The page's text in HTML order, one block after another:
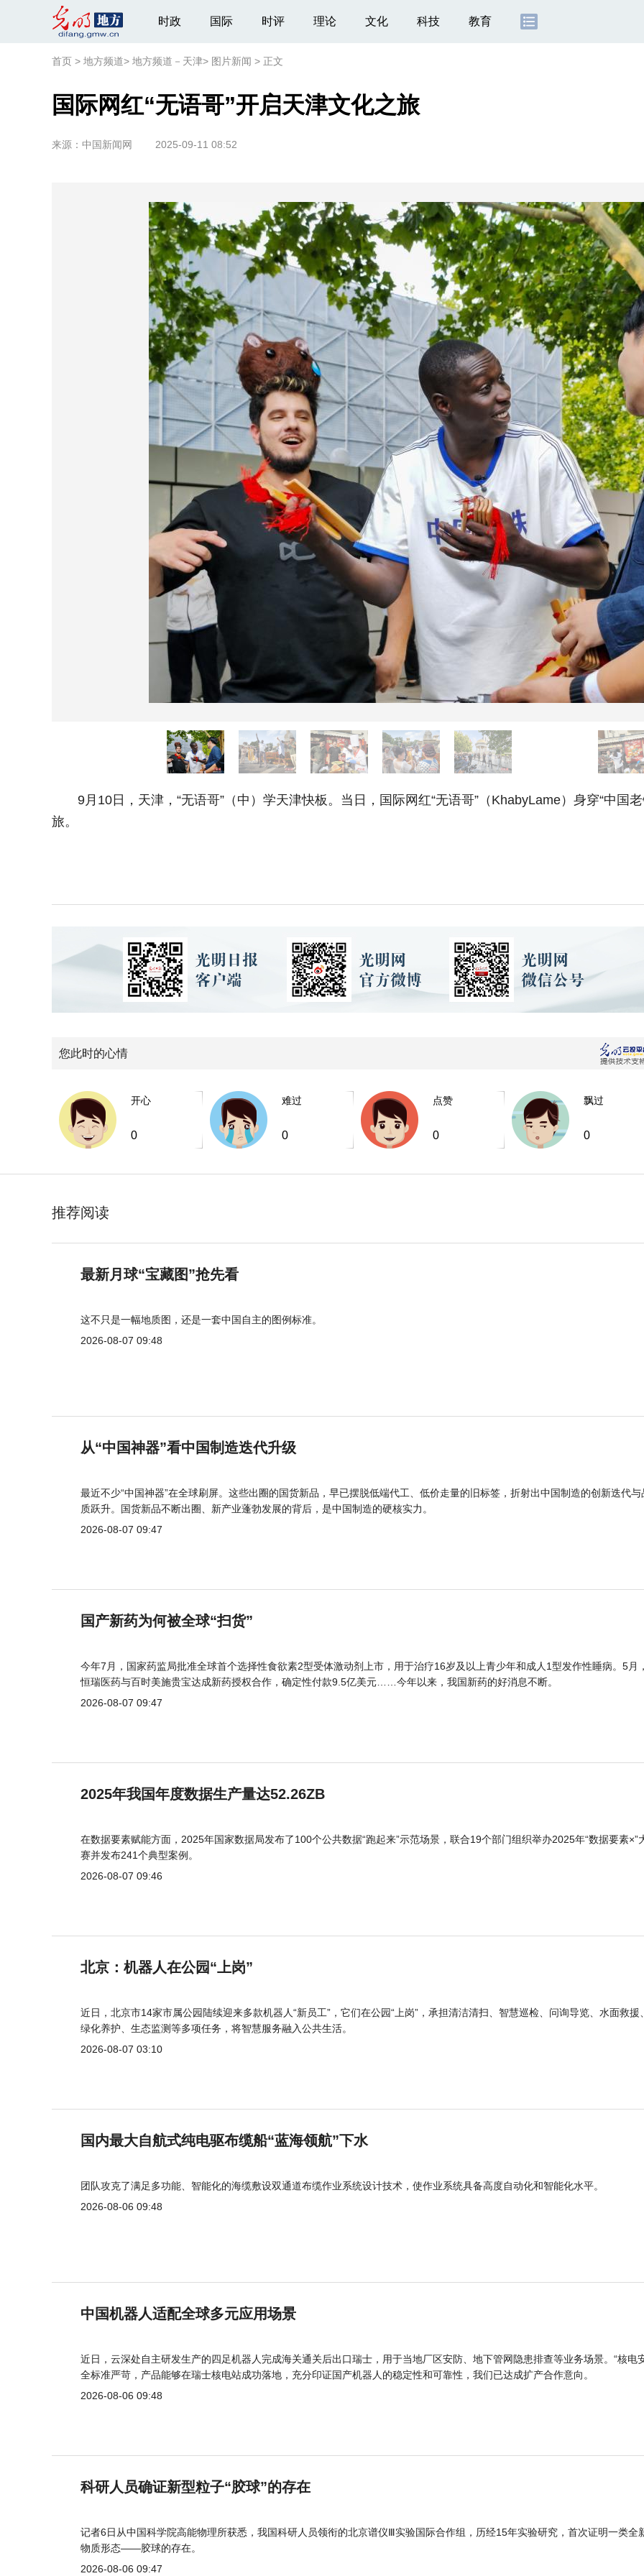
时政 国际 时评 理论 文化 科技 教育
首页 > 地方频道> 地方频道－天津> 图片新闻 > 正文
国际网红“无语哥”开启天津文化之旅
来源： 中国新闻网 2025-09-11 08:52
9月10日，天津，“无语哥”（中）学天津快板。当日，国际网红“无语哥”（KhabyLame）身穿“中国
旅。
您此时的心情
开心
0
难过
0
点赞
0
飘过
0
推荐阅读
最新月球“宝藏图”抢先看
这不只是一幅地质图，还是一套中国自主的图例标准。
2026-08-07 09:48
从“中国神器”看中国制造迭代升级
最近不少“中国神器”在全球刷屏。这些出圈的国货新品，早已摆脱低端代工、低价走量的旧标签，折射出中国制造的创新迭代与
质跃升。国货新品不断出圈、新产业蓬勃发展的背后，是中国制造的硬核实力。
2026-08-07 09:47
国产新药为何被全球“扫货”
今年7月，国家药监局批准全球首个选择性食欲素2型受体激动剂上市，用于治疗16岁及以上青少年和成人1型发作性睡病。5月
恒瑞医药与百时美施贵宝达成新药授权合作，确定性付款9.5亿美元……今年以来，我国新药的好消息不断。
2026-08-07 09:47
2025年我国年度数据生产量达52.26ZB
在数据要素赋能方面，2025年国家数据局发布了100个公共数据“跑起来”示范场景，联合19个部门组织举办2025年“数据要素×”
赛并发布241个典型案例。
2026-08-07 09:46
北京：机器人在公园“上岗”
近日，北京市14家市属公园陆续迎来多款机器人“新员工”，它们在公园“上岗”，承担清洁清扫、智慧巡检、问询导览、水面救援
绿化养护、生态监测等多项任务，将智慧服务融入公共生活。
2026-08-07 03:10
国内最大自航式纯电驱布缆船“蓝海领航”下水
团队攻克了满足多功能、智能化的海缆敷设双通道布缆作业系统设计技术，使作业系统具备高度自动化和智能化水平。
2026-08-06 09:48
中国机器人适配全球多元应用场景
近日，云深处自主研发生产的四足机器人完成海关通关后出口瑞士，用于当地厂区安防、地下管网隐患排查等业务场景。“核电
全标准严苛，产品能够在瑞士核电站成功落地，充分印证国产机器人的稳定性和可靠性，我们已达成扩产合作意向。
2026-08-06 09:48
科研人员确证新型粒子“胶球”的存在
记者6日从中国科学院高能物理所获悉，我国科研人员领衔的北京谱仪Ⅲ实验国际合作组，历经15年实验研究，首次证明一类全
物质形态——胶球的存在。
2026-08-06 09:47